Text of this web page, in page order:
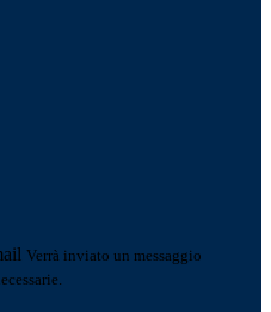
Verrà inviato un messaggio